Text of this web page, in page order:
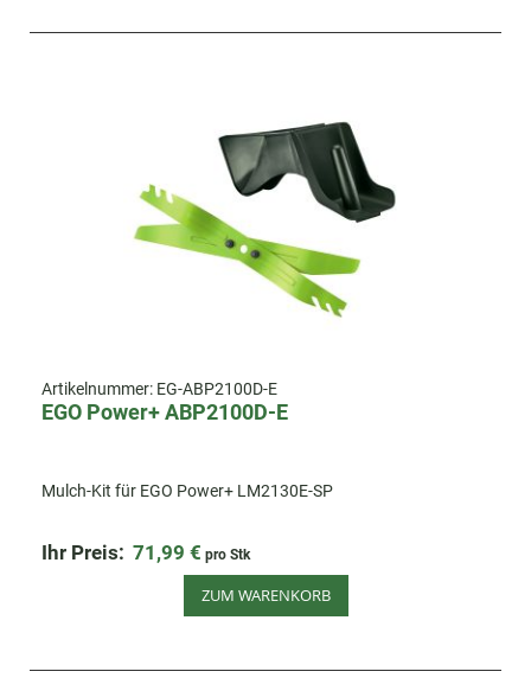
Artikelnummer: EG-ABP2100D-E
EGO Power+ ABP2100D-E
Mulch-Kit für EGO Power+ LM2130E-SP
Ihr Preis: 71,99 € pro Stk
ZUM WARENKORB